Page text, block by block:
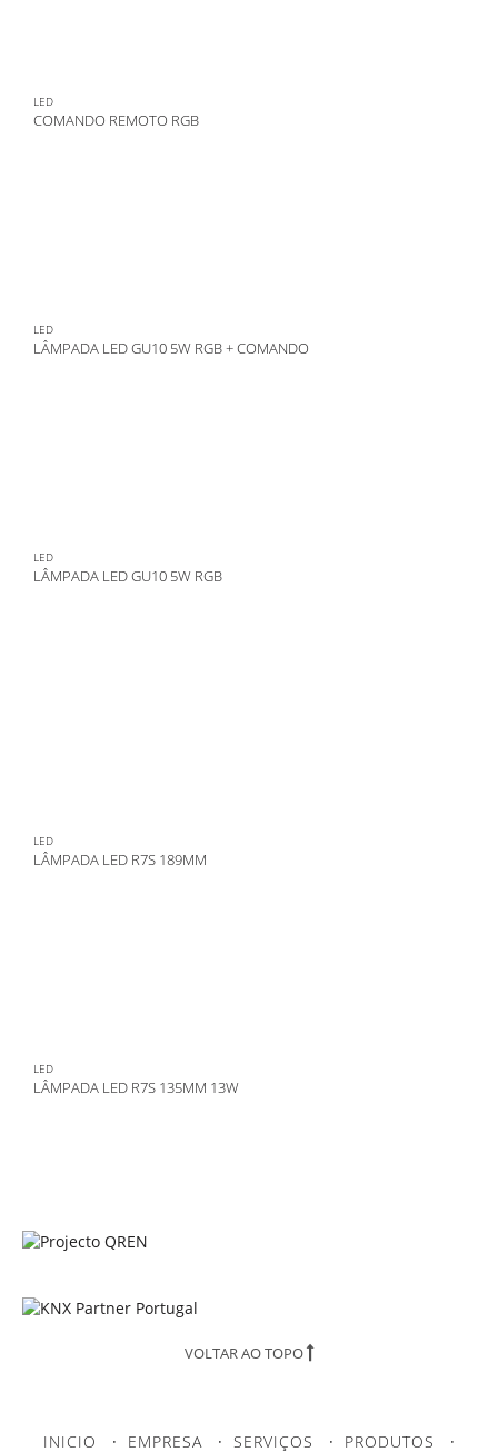
LED
COMANDO REMOTO RGB
LED
LÂMPADA LED GU10 5W RGB + COMANDO
LED
LÂMPADA LED GU10 5W RGB
LED
LÂMPADA LED R7S 189MM
LED
LÂMPADA LED R7S 135MM 13W
VOLTAR AO TOPO
INICIO · EMPRESA · SERVIÇOS · PRODUTOS ·